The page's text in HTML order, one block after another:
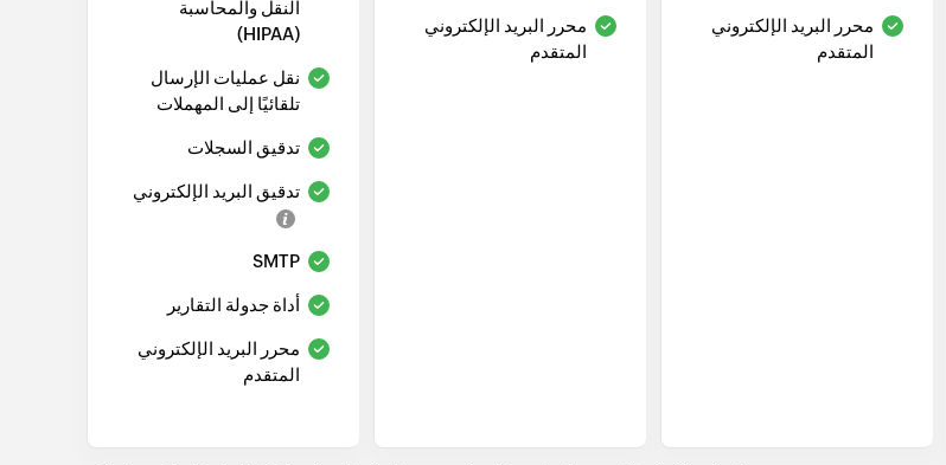
محرر البريد الإلكتروني
المتقدم
محرر البريد الإلكتروني
المتقدم
النقل والمحاسبة
(HIPAA)
نقل عمليات الإرسال
تلقائيًا إلى المهملات
تدقيق السجلات
تدقيق البريد الإلكتروني
SMTP
أداة جدولة التقارير
محرر البريد الإلكتروني
المتقدم